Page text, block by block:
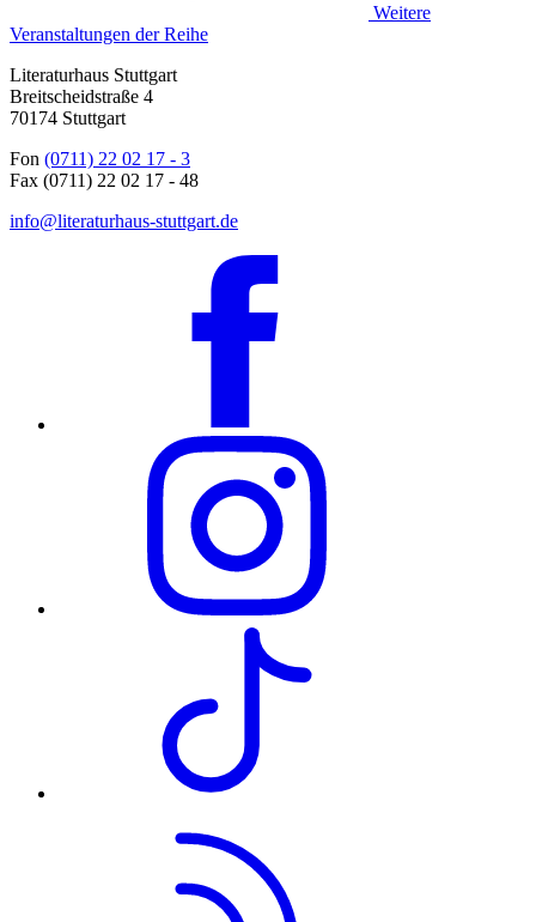
Weitere
Veranstaltungen der Reihe
Literaturhaus Stuttgart
Breitscheidstraße 4
70174 Stuttgart
Fon (0711) 22 02 17 - 3
Fax (0711) 22 02 17 - 48
info@literaturhaus-stuttgart.de